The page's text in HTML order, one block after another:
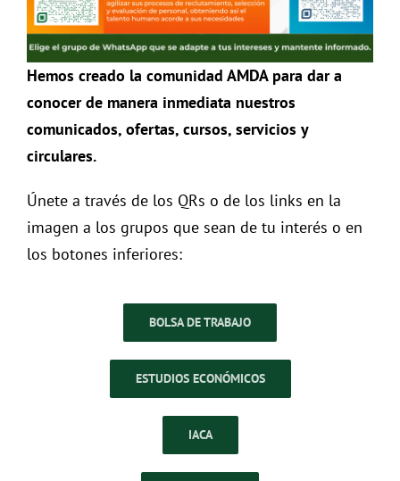
Hemos creado la comunidad AMDA para dar a
conocer de manera inmediata nuestros
comunicados, ofertas, cursos, servicios y
circulares.
Únete a través de los QRs o de los links en la
imagen a los grupos que sean de tu interés o en
los botones inferiores:
BOLSA DE TRABAJO
ESTUDIOS ECONÓMICOS
IACA